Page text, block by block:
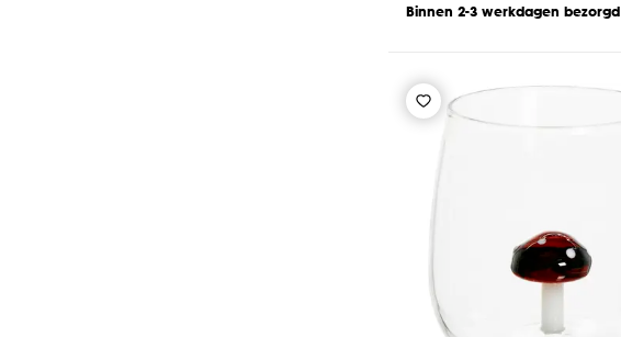
Binnen 2-3 werkdagen bezorgd